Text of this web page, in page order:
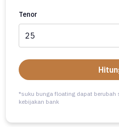
Tenor
*suku bunga floating dapat berubah
kebijakan bank